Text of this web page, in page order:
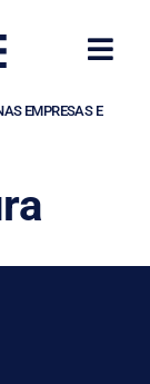
EMPRESAS E